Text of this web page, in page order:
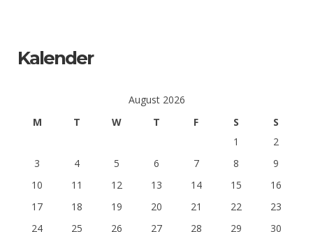
Kalender
August 2026
M
T W T F S
S
1
2
3
4 5 6 7 8
9
10
11 12 13 14 15
16
17
18 19 20 21 22
23
24
25 26 27 28 29
30